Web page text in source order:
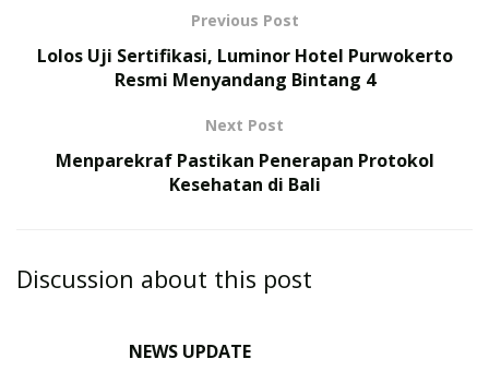
Previous Post
Lolos Uji Sertifikasi, Luminor Hotel Purwokerto
Resmi Menyandang Bintang 4
Next Post
Menparekraf Pastikan Penerapan Protokol
Kesehatan di Bali
Discussion about this post
NEWS UPDATE